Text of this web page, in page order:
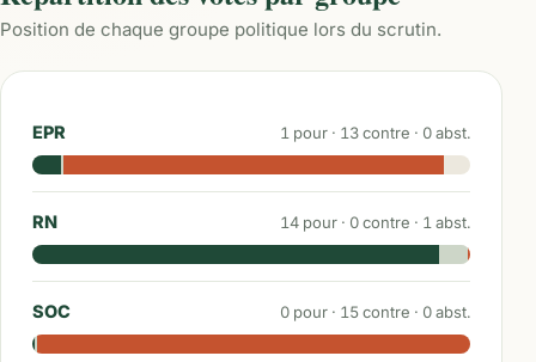
Position de chaque groupe politique lors du scrutin.
EPR 1 pour · 13contre · 0abst.
RN 14 pour · 0contre · 1 abst.
SOC 0 pour · 15contre · 0abst.